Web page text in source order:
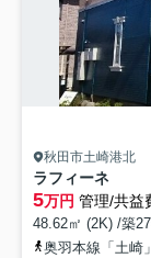
秋田市土崎港北
ラフィーネ
5万円 管理/共益
48.62㎡ (2K) /築
奥羽本線「土崎